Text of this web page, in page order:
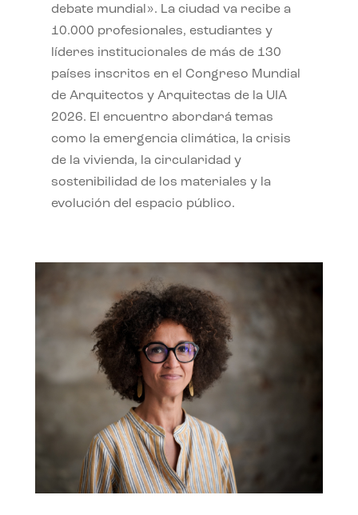
debate mundial». La ciudad va recibe a
10.000 profesionales, estudiantes y
líderes institucionales de más de 130
países inscritos en el Congreso Mundial
de Arquitectos y Arquitectas de la UIA
2026. El encuentro abordará temas
como la emergencia climática, la crisis
de la vivienda, la circularidad y
sostenibilidad de los materiales y la
evolución del espacio público.